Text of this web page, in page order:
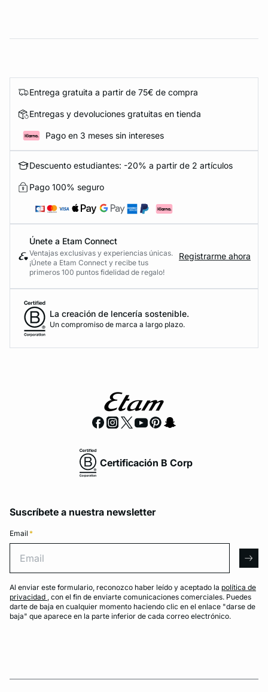
Entrega gratuita a partir de 75€ de compra
Entregas y devoluciones gratuitas en tienda
Pago en 3 meses sin intereses
Descuento estudiantes: -20% a partir de 2 artículos
Pago 100% seguro
Únete a Etam Connect
Ventajas exclusivas y experiencias únicas.
¡Únete a Etam Connect y recibe tus
primeros 100 puntos fidelidad de regalo!
Registrarme ahora
La creación de lencería sostenible.
Un compromiso de marca a largo plazo.
Certificación B Corp
Suscríbete a nuestra newsletter
Email *
Al enviar este formulario, reconozco haber leído y aceptado la política de
privacidad , con el fin de enviarte comunicaciones comerciales. Puedes
darte de baja en cualquier momento haciendo clic en el enlace "darse de
baja" que aparece en la parte inferior de cada correo electrónico.